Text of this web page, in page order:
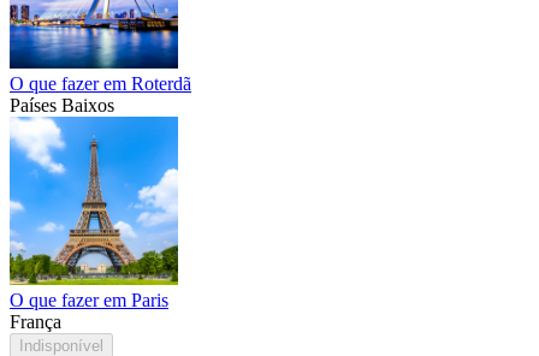
O que fazer em Roterdã
Países Baixos
O que fazer em Paris
França
Indisponível